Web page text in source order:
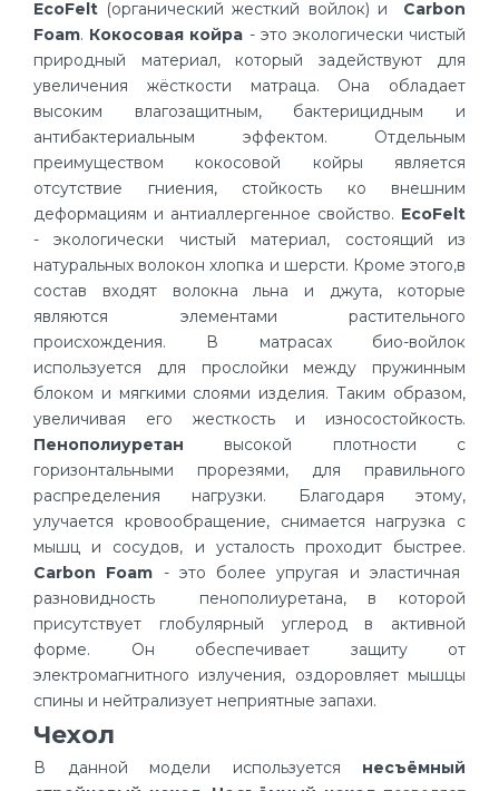
EcoFelt (органический жесткий войлок) и Carbon
Foam. Кокосовая койра - это экологически чистый
природный материал, который задействуют для
увеличения жёсткости матраца. Она обладает
высоким влагозащитным, бактерицидным и
антибактериальным эффектом. Отдельным
преимуществом кокосовой койры является
отсутствие гниения, стойкость ко внешним
деформациям и антиаллергенное свойство. EcoFelt
- экологически чистый материал, состоящий из
натуральных волокон хлопка и шерсти. Кроме этого,в
состав входят волокна льна и джута, которые
являются элементами растительного
происхождения. В матрасах био-войлок
используется для прослойки между пружинным
блоком и мягкими слоями изделия. Таким образом,
увеличивая его жесткость и износостойкость.
Пенополиуретан высокой плотности с
горизонтальными прорезями, для правильного
распределения нагрузки. Благодаря этому,
улучается кровообращение, снимается нагрузка с
мышц и сосудов, и усталость проходит быстрее.
Carbon Foam - это более упругая и эластичная
разновидность пенополиуретана, в которой
присутствует глобулярный углерод в активной
форме. Он обеспечивает защиту от
электромагнитного излучения, оздоровляет мышцы
спины и нейтрализует неприятные запахи.
Чехол
В данной модели используется несъёмный